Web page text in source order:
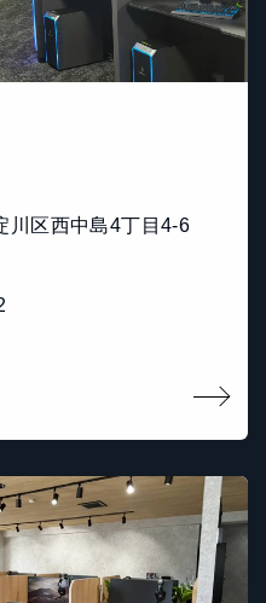
川区西中島4丁目4-6